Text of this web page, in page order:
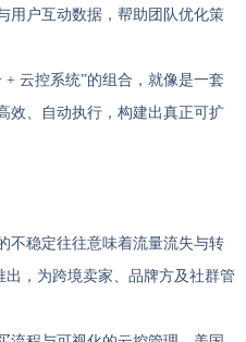
用户互动数据，帮助团队优化策
云控系统”的组合，就像是一套
效、自动执行，构建出真正可扩
不稳定往往意味着流量流失与转
出，为跨境卖家、品牌方及社群管